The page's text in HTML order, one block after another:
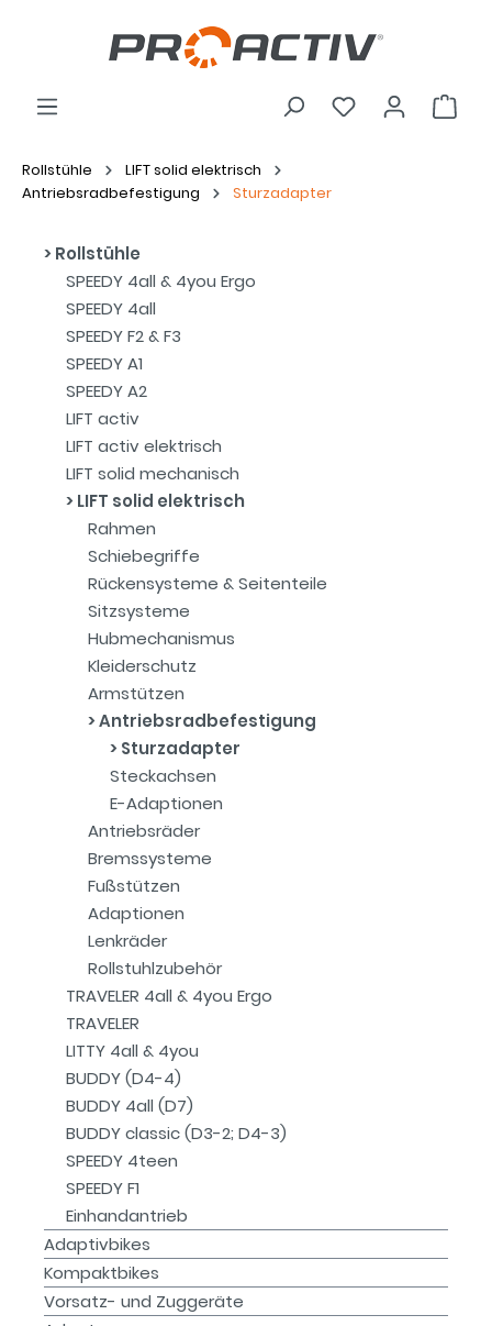
Rollstühle
LIFT solid elektrisch
Antriebsradbefestigung
Sturzadapter
Rollstühle
SPEEDY 4all & 4you Ergo
SPEEDY 4all
SPEEDY F2 & F3
SPEEDY A1
SPEEDY A2
LIFT activ
LIFT activ elektrisch
LIFT solid mechanisch
LIFT solid elektrisch
Rahmen
Schiebegriffe
Rückensysteme & Seitenteile
Sitzsysteme
Hubmechanismus
Kleiderschutz
Armstützen
Antriebsradbefestigung
Sturzadapter
Steckachsen
E-Adaptionen
Antriebsräder
Bremssysteme
Fußstützen
Adaptionen
Lenkräder
Rollstuhlzubehör
TRAVELER 4all & 4you Ergo
TRAVELER
LITTY 4all & 4you
BUDDY (D4-4)
BUDDY 4all (D7)
BUDDY classic (D3-2; D4-3)
SPEEDY 4teen
SPEEDY F1
Einhandantrieb
Adaptivbikes
Kompaktbikes
Vorsatz- und Zuggeräte